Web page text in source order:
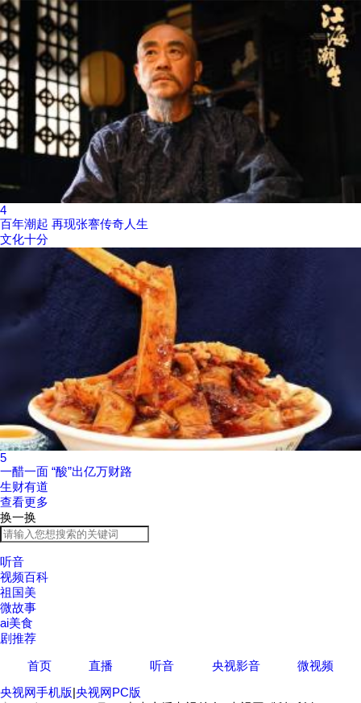
4
百年潮起 再现张謇传奇人生
文化十分
5
一醋一面 “酸”出亿万财路
生财有道
查看更多
换一换
听音
视频百科
祖国美
微故事
ai美食
剧推荐
首页
直播 听音 央视影音
微视频
央视网手机版|央视网PC版